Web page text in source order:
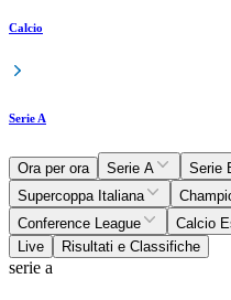
Calcio
Serie A
Ora per ora Serie A Serie
Supercoppa Italiana
Conference League
Calcio
Live
Risultati e Classifiche
serie a